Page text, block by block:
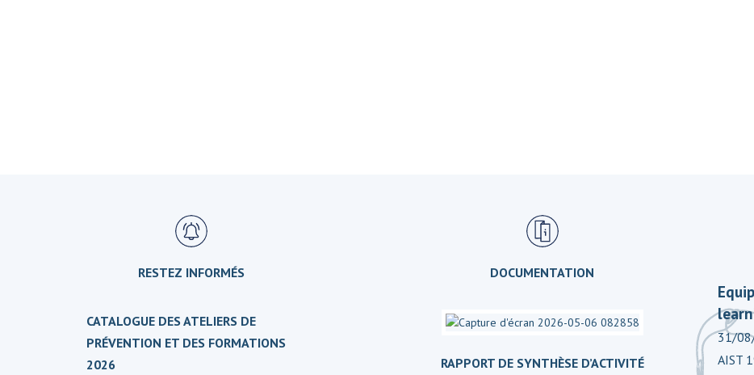
RESTEZ INFORMÉS
CATALOGUE DES ATELIERS DE
PRÉVENTION ET DES FORMATIONS
2026
DOCUMENTATION
RAPPORT DE SYNTHÈSE D’ACTIVITÉ
31/
AIST